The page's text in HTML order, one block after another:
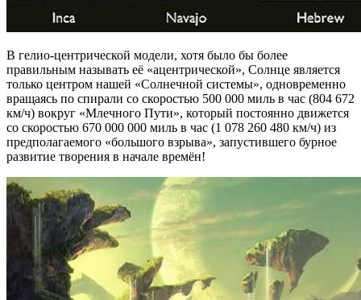
В гелио-центрической модели, хотя было бы более
правильным называть её «ацентрической», Солнце является
только центром нашей «Солнечной системы», одновременно
вращаясь по спирали со скоростью 500 000 миль в час (804 672
км/ч) вокруг «Млечного Пути», который постоянно движется
со скоростью 670 000 000 миль в час (1 078 260 480 км/ч) из
предполагаемого «большого взрыва», запустившего бурное
развитие творения в начале времён!